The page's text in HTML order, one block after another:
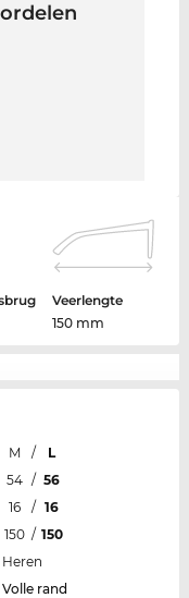
Veerlengte
150 mm
M /
L
54 / 56
16 / 16
150 / 150
Heren
Volle rand